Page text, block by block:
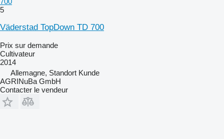
5
Väderstad TopDown TD 700
Prix sur demande
Cultivateur
2014
Allemagne, Standort Kunde
AGRINuBa GmbH
Contacter le vendeur